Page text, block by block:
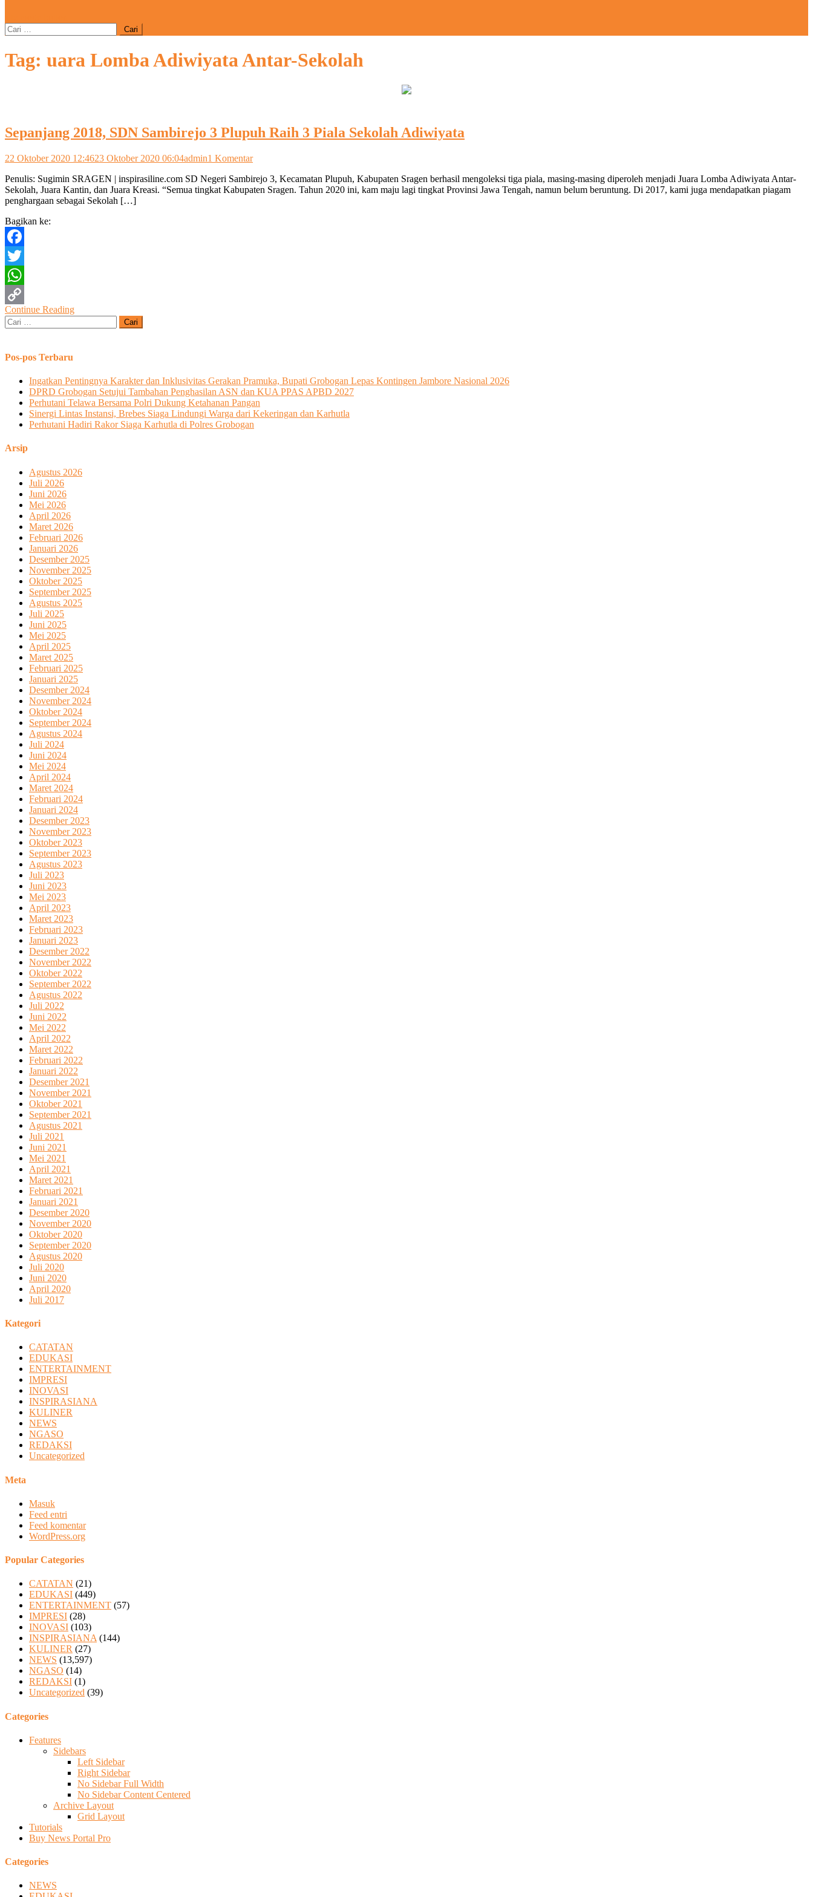
Cari
untuk:
Tag: uara Lomba Adiwiyata Antar-Sekolah
Sepanjang 2018, SDN Sambirejo 3 Plupuh Raih 3 Piala Sekolah Adiwiyata
22 Oktober 2020 12:4623 Oktober 2020 06:04admin1 Komentarpada
2018,
SDN
Penulis: Sugimin SRAGEN | inspirasiline.com SD Negeri Sambirejo 3, Kecamatan Plupuh, Kabupaten Sragen berhasil mengoleksi tiga piala, masing-masing diperoleh menjadi Juara Lomba Adiwiyata Antar-
Sekolah, Juara Kantin, dan Juara Kreasi. “Semua tingkat Kabupaten Sragen. Tahun 2020 ini, kam maju lagi tingkat Provinsi Jawa Tengah, namun belum beruntung. Di 2017, kami juga mendapatkan piagam
penghargaan sebagai Sekolah […]
Bagikan ke:
Facebook
Twitter
WhatsApp
Copy
Continue Reading
Cari
untuk:
Pos-pos Terbaru
Ingatkan Pentingnya Karakter dan Inklusivitas Gerakan Pramuka, Bupati Grobogan Lepas Kontingen Jambore Nasional 2026
DPRD Grobogan Setujui Tambahan Penghasilan ASN dan KUA PPAS APBD 2027
Perhutani Telawa Bersama Polri Dukung Ketahanan Pangan
Sinergi Lintas Instansi, Brebes Siaga Lindungi Warga dari Kekeringan dan Karhutla
Perhutani Hadiri Rakor Siaga Karhutla di Polres Grobogan
Arsip
Agustus 2026
Juli 2026
Juni 2026
Mei 2026
April 2026
Maret 2026
Februari 2026
Januari 2026
Desember 2025
November 2025
Oktober 2025
September 2025
Agustus 2025
Juli 2025
Juni 2025
Mei 2025
April 2025
Maret 2025
Februari 2025
Januari 2025
Desember 2024
November 2024
Oktober 2024
September 2024
Agustus 2024
Juli 2024
Juni 2024
Mei 2024
April 2024
Maret 2024
Februari 2024
Januari 2024
Desember 2023
November 2023
Oktober 2023
September 2023
Agustus 2023
Juli 2023
Juni 2023
Mei 2023
April 2023
Maret 2023
Februari 2023
Januari 2023
Desember 2022
November 2022
Oktober 2022
September 2022
Agustus 2022
Juli 2022
Juni 2022
Mei 2022
April 2022
Maret 2022
Februari 2022
Januari 2022
Desember 2021
November 2021
Oktober 2021
September 2021
Agustus 2021
Juli 2021
Juni 2021
Mei 2021
April 2021
Maret 2021
Februari 2021
Januari 2021
Desember 2020
November 2020
Oktober 2020
September 2020
Agustus 2020
Juli 2020
Juni 2020
April 2020
Juli 2017
Kategori
CATATAN
EDUKASI
ENTERTAINMENT
IMPRESI
INOVASI
INSPIRASIANA
KULINER
NEWS
NGASO
REDAKSI
Uncategorized
Meta
Masuk
Feed entri
Feed komentar
WordPress.org
Popular Categories
CATATAN (21)
EDUKASI (449)
ENTERTAINMENT (57)
IMPRESI (28)
INOVASI (103)
INSPIRASIANA (144)
KULINER (27)
NEWS (13,597)
NGASO (14)
REDAKSI (1)
Uncategorized (39)
Categories
Features
Sidebars
Left Sidebar
Right Sidebar
No Sidebar Full Width
No Sidebar Content Centered
Archive Layout
Grid Layout
Tutorials
Buy News Portal Pro
Categories
NEWS